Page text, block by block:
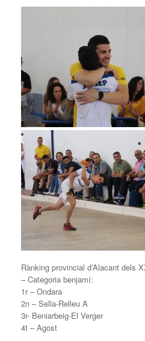
Rànking provincial d’Alacant dels
– Categoria benjamí:
1r – Ondara
2n – Sella-Relleu A
3r- Beniarbeig-El Verger
4t – Agost